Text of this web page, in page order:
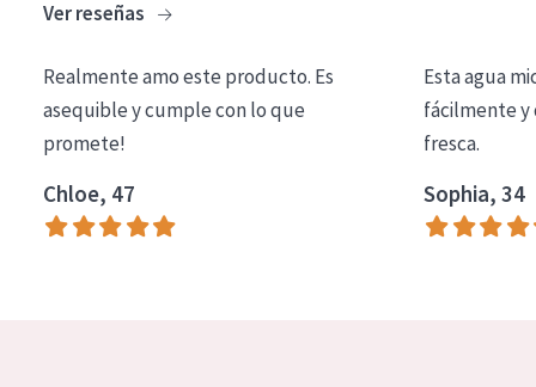
COLECCIÓN
Essentials
Lift+
Expert
TIPO DE PIEL
Ver reseñas
Realmente amo este producto. Es
asequible y cumple con lo que
promete!
Chloe, 47
Esta agua
fácilmente y
fresca.
Sophia, 34